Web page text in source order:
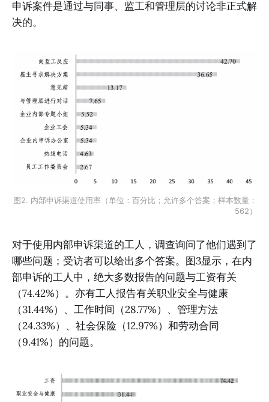
申诉案件是通过与同事、监工和管理层的讨论非正式解
决的。
图2. 内部申诉渠道使用率（单位：百分比；允许多个答案；样本数量：
562）
对于使用内部申诉渠道的工人，调查询问了他们遇到了
哪些问题；受访者可以给出多个答案。图3显示，在内
部申诉的工人中，绝大多数报告的问题与工资有关
（74.42%）。亦有工人报告有关职业安全与健康
（31.44%）、工作时间（28.77%）、管理方法
（24.33%）、社会保险（12.97%）和劳动合同
（9.41%）的问题。